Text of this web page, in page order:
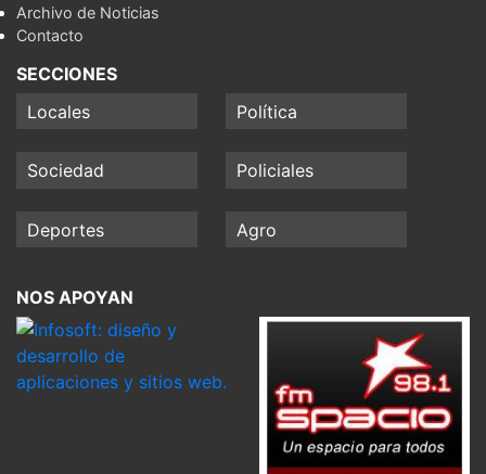
Archivo de Noticias
Contacto
SECCIONES
Locales
Política
Sociedad Policiales
Deportes Agro
NOS APOYAN